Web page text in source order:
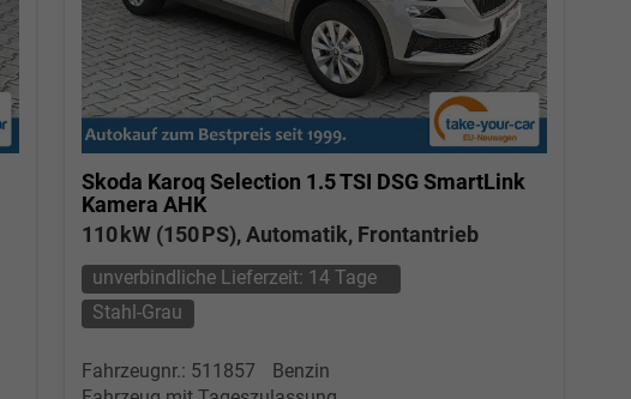
Skoda Karoq Selection 1.5 TSI DSG SmartLink
Kamera AHK
110 kW (150 PS), Automatik, Frontantrieb
unverbindliche Lieferzeit: 14 Tage
Stahl-Grau
Fahrzeugnr.: 511857
Benzin